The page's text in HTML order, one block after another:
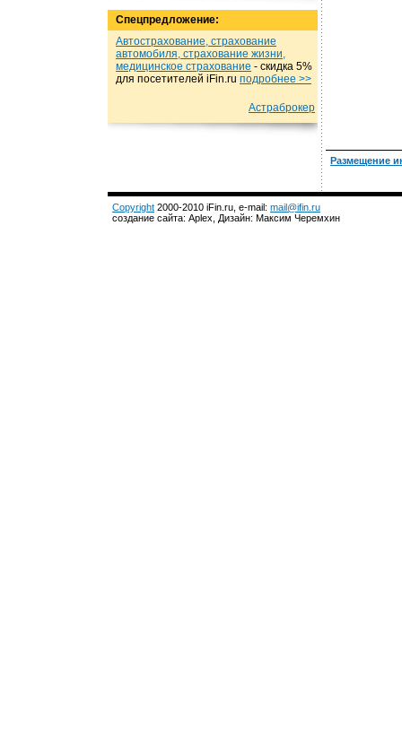
Спецпредложение:
Автострахование, страхование
автомобиля, страхование жизни,
медицинское страхование - cкидка 5%
для посетителей iFin.ru подробнеe >>
Астраброкер
Размещение
Copyright 2000-2010 iFin.ru, e-mail: mail@ifin.ru
создание сайта: Aplex, Дизайн: Максим Черемхин